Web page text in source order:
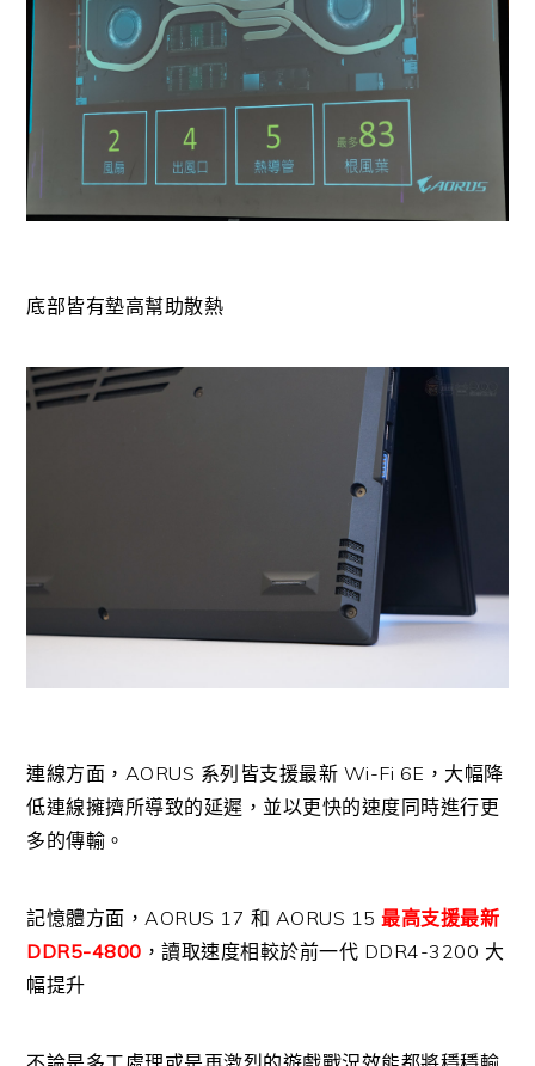
底部皆有墊高幫助散熱
連線方面，AORUS 系列皆支援最新 Wi-Fi 6E，大幅降
低連線擁擠所導致的延遲，並以更快的速度同時進行更
多的傳輸。
記憶體方面，AORUS 17 和 AORUS 15 最高支援最新
DDR5-4800 ，讀取速度相較於前一代 DDR4-3200 大
幅提升